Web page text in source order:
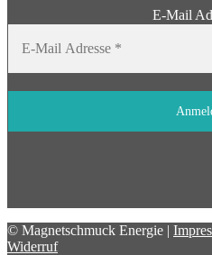
E-Mail
© Magnetschmuck Energie |
Widerruf